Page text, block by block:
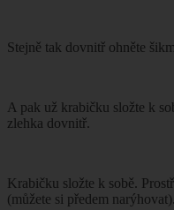
Stejně tak dovnitř ohněte
A pak už krabičku složte k
zlehka dovnitř.
Krabičku složte k sobě.
(můžete si předem narýhovat).